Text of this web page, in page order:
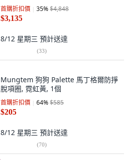
首購折扣價 35%$4,848
$3,135
8/12 星期三 預計送達
(33)
Mungtem 狗狗 Palette 馬丁格爾防掙
脫項圈, 霓虹黃, 1個
首購折扣價 64%$585
$205
8/12 星期三 預計送達
(70)